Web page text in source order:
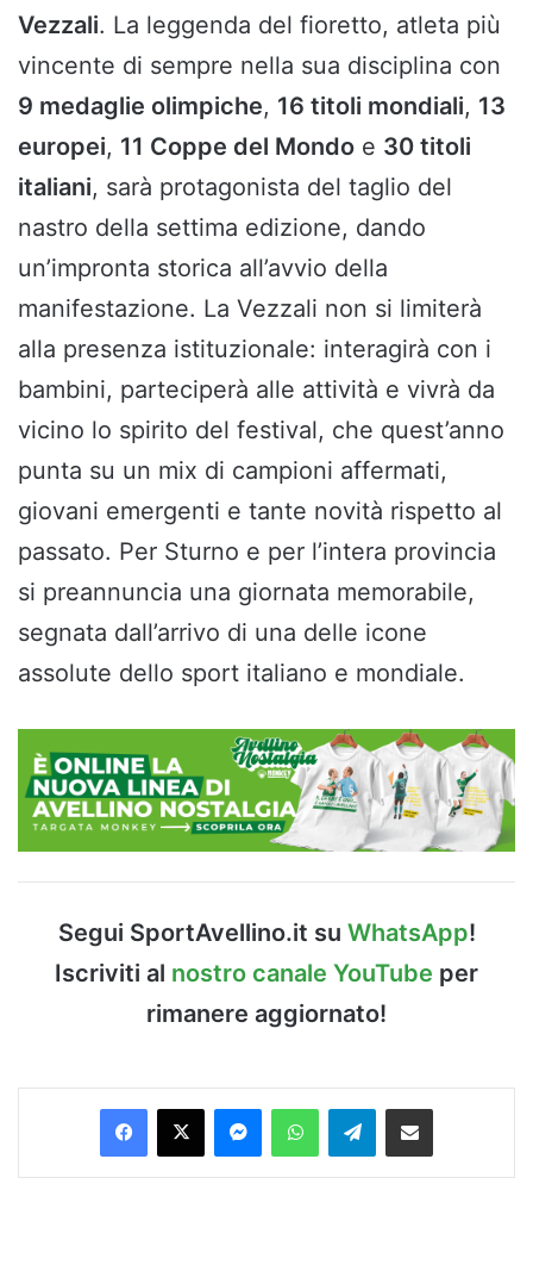
Vezzali. La leggenda del fioretto, atleta più
vincente di sempre nella sua disciplina con
9 medaglie olimpiche, 16 titoli mondiali, 13
europei, 11 Coppe del Mondo e 30 titoli
italiani, sarà protagonista del taglio del
nastro della settima edizione, dando
un’impronta storica all’avvio della
manifestazione. La Vezzali non si limiterà
alla presenza istituzionale: interagirà con i
bambini, parteciperà alle attività e vivrà da
vicino lo spirito del festival, che quest’anno
punta su un mix di campioni affermati,
giovani emergenti e tante novità rispetto al
passato. Per Sturno e per l’intera provincia
si preannuncia una giornata memorabile,
segnata dall’arrivo di una delle icone
assolute dello sport italiano e mondiale.
Segui SportAvellino.it su WhatsApp!
Iscriviti al nostro canale YouTube per
rimanere aggiornato!
Facebook
X MessengerWhatsAppTelegramCondividi via Email